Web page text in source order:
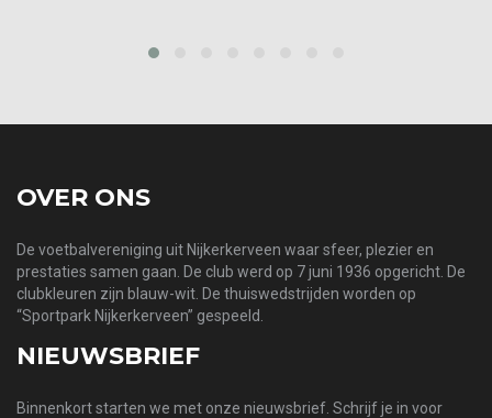
OVER ONS
De voetbalvereniging uit Nijkerkerveen waar sfeer, plezier en
prestaties samen gaan. De club werd op 7 juni 1936 opgericht. De
clubkleuren zijn blauw-wit. De thuiswedstrijden worden op
“Sportpark Nijkerkerveen” gespeeld.
NIEUWSBRIEF
Binnenkort starten we met onze nieuwsbrief. Schrijf je in voor